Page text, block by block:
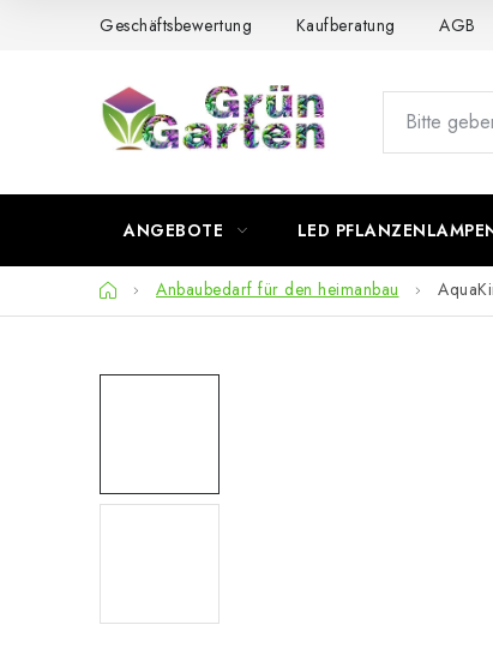
Geschäftsbewertung Kaufberatung AGB
ANGEBOTE LED
StartseiteAnbaubedarf für den heimanbau